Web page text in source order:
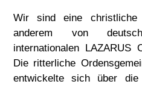
Wir sind eine christliche
anderem von
internationalen LAZARUS
Die ritterliche
entwickelte sich über